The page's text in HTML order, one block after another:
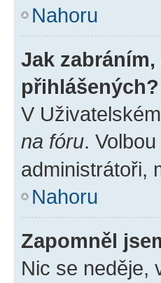
Nahoru
Jak
přihlášených?
V
na fóru.
administrátoři,
Nahoru
Zapomněl
Nic se neděje,